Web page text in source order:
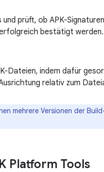
und prüft, ob APK-
bestätigt werden.
Dateien, indem dafür
relativ zum
mehrere Versionen der
Platform Tools